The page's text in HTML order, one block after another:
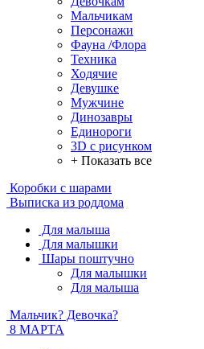
Мальчикам
Персонажи
Фауна /Флора
Техника
Ходячие
Девушке
Мужчине
Динозавры
Единороги
3D с рисунком
+ Показать все
Коробки с шарами
Выписка из роддома
Для малыша
Для малышки
Шары поштучно
Для малышки
Для малыша
Мальчик? Девочка?
8 МАРТА